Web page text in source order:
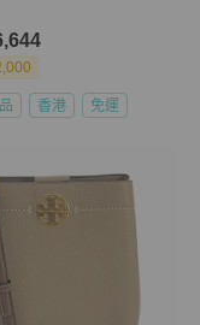
香港 免運